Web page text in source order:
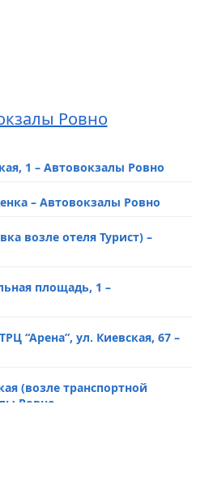
Ровно
1 – Автовокзалы Ровно
– Автовокзалы Ровно
возле отеля Турист) –
площадь, 1 –
“Арена”, ул. Киевская, 67 –
(возле транспортной
Ровно
Киевская, 40, напротив